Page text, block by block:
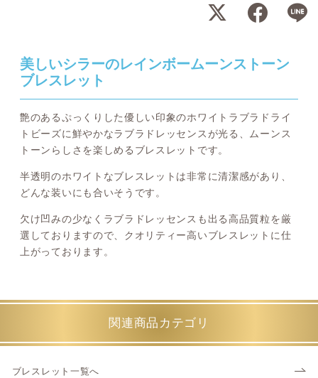
美しいシラーのレインボームーンストーン
ブレスレット
艶のあるぷっくりした優しい印象のホワイトラブラドライ
トビーズに鮮やかなラブラドレッセンスが光る、ムーンス
トーンらしさを楽しめるブレスレットです。
半透明のホワイトなブレスレットは非常に清潔感があり、
どんな装いにも合いそうです。
欠け凹みの少なくラブラドレッセンスも出る高品質粒を厳
選しておりますので、クオリティー高いブレスレットに仕
上がっております。
関連商品カテゴリ
ブレスレット一覧へ